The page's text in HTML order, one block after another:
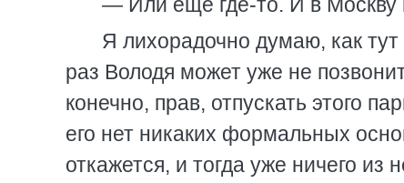
Я лихорадочно думаю, как тут
раз Володя может уже не
конечно, прав, отпускать этого
его нет никаких формальных
откажется, и тогда уже ничего